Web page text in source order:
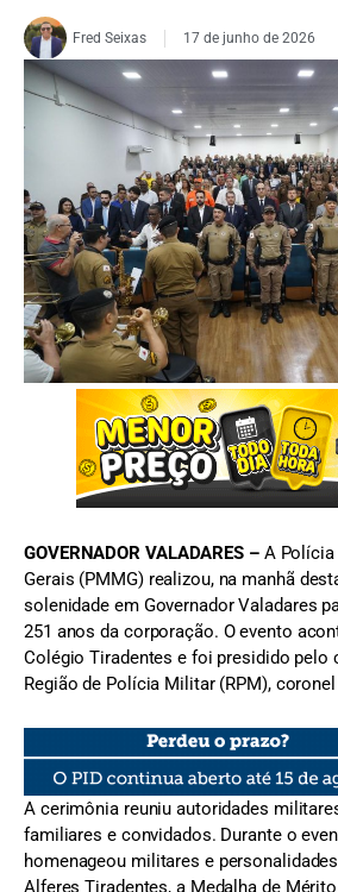
Fred Seixas 17 de junho de 2026
FOTO: PMMG
GOVERNADOR VALADARES – A
Gerais (PMMG) realizou, na manhã
solenidade em Governador Valadares
251 anos da corporação. O evento
Colégio Tiradentes e foi presidido pelo
Região de Polícia Militar (RPM),
A cerimônia reuniu autoridades
familiares e convidados. Durante o
homenageou militares e
Alferes Tiradentes, a Medalha de